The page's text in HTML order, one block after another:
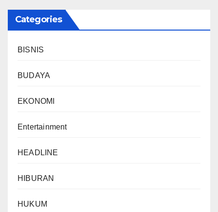
Categories
BISNIS
BUDAYA
EKONOMI
Entertainment
HEADLINE
HIBURAN
HUKUM